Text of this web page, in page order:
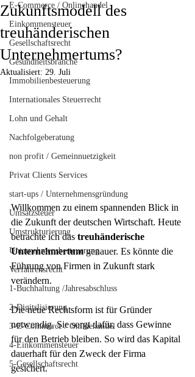
E-Commerce / Onlinehandel
Einkommensteuer
Gesellschaftsrecht
Gesundheitsbranche
Immobilienbesteuerung
Internationales Steuerrecht
Lohn und Gehalt
Nachfolgeberatung
non profit / Gemeinnuetzigkeit
Privat Clients Services
start-ups / Unternehmensgründung
Umsatzsteuer
Umstrukturierung
Unternehmensbesteuerung
Verfahrensrecht
1-Buchhaltung /Jahresabschluss
2-Digitslisierung
3-E-Commerce / Onlinehandel
4-Einkommensteuer
5-Gesellschaftsrecht
Zukunftsmodell des
treuhänderischen
Unternehmertums?
Aktualisiert: 29. Juli
Willkommen zu einem spannenden Blick in
die Zukunft der deutschen Wirtschaft. Heute
betrachte ich das treuhänderische
Unternehmertum genauer. Es könnte die
Führung von Firmen in Zukunft stark
verändern.
Die neue Rechtsform ist für Gründer
notwendig. Sie sorgt dafür, dass Gewinne
für den Betrieb bleiben. So wird das Kapital
dauerhaft für den Zweck der Firma
gesichert.